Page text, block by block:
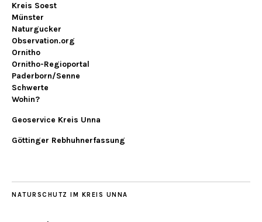
Kreis Soest
Münster
Naturgucker
Observation.org
Ornitho
Ornitho-Regioportal
Paderborn/Senne
Schwerte
Wohin?
Geoservice Kreis Unna
Göttinger Rebhuhnerfassung
NATURSCHUTZ IM KREIS UNNA